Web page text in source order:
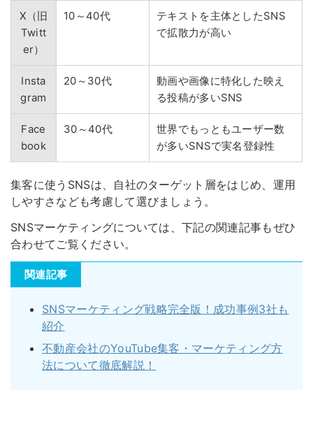
X（旧
Twitt
er）
10～40代
テキストを主体としたSNS
で拡散力が高い
Insta
gram
20～30代
動画や画像に特化した映え
る投稿が多いSNS
Face
book
30～40代
世界でもっともユーザー数
が多いSNSで実名登録性
集客に使うSNSは、自社のターゲット層をはじめ、運用
しやすさなども考慮して選びましょう。
SNSマーケティングについては、下記の関連記事もぜひ
合わせてご覧ください。
関連記事
SNSマーケティング戦略完全版！成功事例3社も
紹介
不動産会社のYouTube集客・マーケティング方
法について徹底解説！